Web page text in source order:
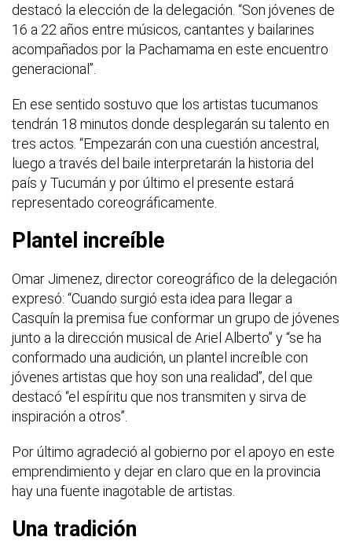
destacó la elección de la delegación. “Son jóvenes de
16 a 22 años entre músicos, cantantes y bailarines
acompañados por la Pachamama en este encuentro
generacional”.
En ese sentido sostuvo que los artistas tucumanos
tendrán 18 minutos donde desplegarán su talento en
tres actos. “Empezarán con una cuestión ancestral,
luego a través del baile interpretarán la historia del
país y Tucumán y por último el presente estará
representado coreográficamente.
Plantel increíble
Omar Jimenez, director coreográfico de la delegación
expresó: “Cuando surgió esta idea para llegar a
Casquín la premisa fue conformar un grupo de jóvenes
junto a la dirección musical de Ariel Alberto” y “se ha
conformado una audición, un plantel increíble con
jóvenes artistas que hoy son una realidad”, del que
destacó “el espíritu que nos transmiten y sirva de
inspiración a otros”.
Por último agradeció al gobierno por el apoyo en este
emprendimiento y dejar en claro que en la provincia
hay una fuente inagotable de artistas.
Una tradición